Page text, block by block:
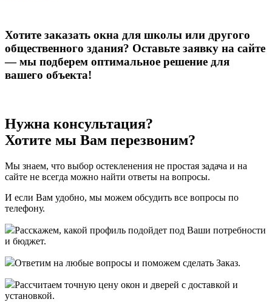
Хотите заказать окна для школы или другого
общественного здания? Оставьте заявку на сайте
— мы подберем оптимальное решение для
вашего объекта!
Нужна консультация?
Хотите мы Вам перезвоним?
Мы знаем, что выбор остекленения не простая задача и на
сайте не всегда можно найти ответы на вопросы.
И если Вам удобно, мы можем обсудить все вопросы по
телефону.
Расскажем, какой профиль подойдет под Ваши потребности
и бюджет.
Ответим на любые вопросы и поможем сделать Заказ.
Рассчитаем точную цену окон и дверей с доставкой и
установкой.